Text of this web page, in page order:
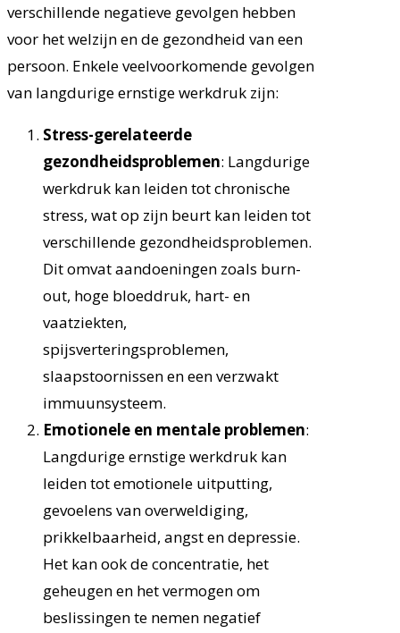
verschillende negatieve gevolgen hebben
voor het welzijn en de gezondheid van een
persoon. Enkele veelvoorkomende gevolgen
van langdurige ernstige werkdruk zijn:
Stress-gerelateerde
gezondheidsproblemen: Langdurige
werkdruk kan leiden tot chronische
stress, wat op zijn beurt kan leiden tot
verschillende gezondheidsproblemen.
Dit omvat aandoeningen zoals burn-
out, hoge bloeddruk, hart- en
vaatziekten,
spijsverteringsproblemen,
slaapstoornissen en een verzwakt
immuunsysteem.
Emotionele en mentale problemen:
Langdurige ernstige werkdruk kan
leiden tot emotionele uitputting,
gevoelens van overweldiging,
prikkelbaarheid, angst en depressie.
Het kan ook de concentratie, het
geheugen en het vermogen om
beslissingen te nemen negatief